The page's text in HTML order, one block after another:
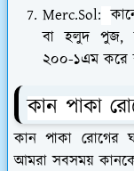
Merc.Sol:
বা হলুদ পুজ,
২০০-১এম করে
কান পাকা
কান পাকা রোগের
আমরা সবসময় কানকে